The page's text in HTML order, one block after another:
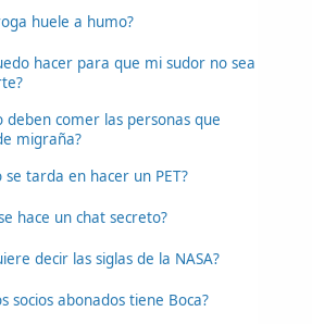
huele a humo?
hacer para que mi sudor no sea
deben comer las personas que
migraña?
se tarda en hacer un PET?
hace un chat secreto?
decir las siglas de la NASA?
socios abonados tiene Boca?